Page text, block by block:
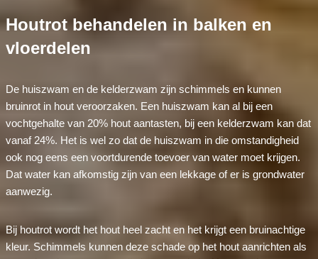
Houtrot behandelen in balken en
vloerdelen
De huiszwam en de kelderzwam zijn schimmels en kunnen
bruinrot in hout veroorzaken. Een huiszwam kan al bij een
vochtgehalte van 20% hout aantasten, bij een kelderzwam kan dat
vanaf 24%. Het is wel zo dat de huiszwam in die omstandigheid
ook nog eens een voortdurende toevoer van water moet krijgen.
Dat water kan afkomstig zijn van een lekkage of er is grondwater
aanwezig.
Bij houtrot wordt het hout heel zacht en het krijgt een bruinachtige
kleur. Schimmels kunnen deze schade op het hout aanrichten als